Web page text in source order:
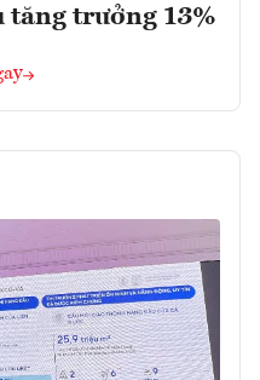
tăng trưởng 13%